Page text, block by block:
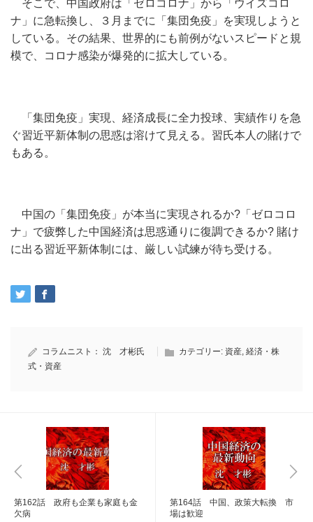
そこで、中国政府は「ゼロコロナ」から「ウイズコロ
ナ」に急転換し、３月までに「集団免疫」を実現しようと
している。その結果、世界的にも前例がないスピードと規
模で、コロナ感染が爆発的に拡大している。
「集団免疫」実現、経済成長に全力投球、実績作りを急
ぐ習近平新体制の思惑は溶けて見える。習氏本人の賭けで
もある。
中国の「集団免疫」が本当に実現されるか?「ゼロコロ
ナ」で疲弊した中国経済は思惑通りに復調できるか? 賭け
に出る習近平新体制には、厳しい試練が待ち受ける。
コラムニスト： 沈 才彬氏 カテゴリー: 資産, 経済・株
式・資産
第162話 政府も企業も家庭も金
欠病
第164話 中国、政策大転換 市
場は歓迎